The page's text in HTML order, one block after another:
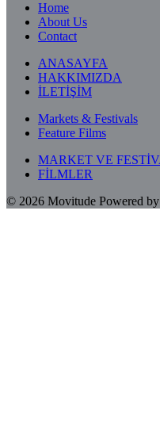
Home
About Us
Contact
ANASAYFA
HAKKIMIZDA
İLETİŞİM
Markets & Festivals
Feature Films
MARKET VE
FİLMLER
© 2026 Movitude Powered